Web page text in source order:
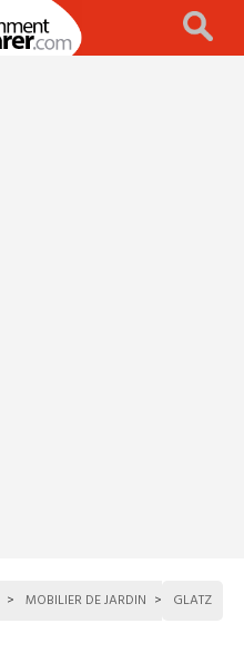
MOBILIER DE JARDIN GLATZ